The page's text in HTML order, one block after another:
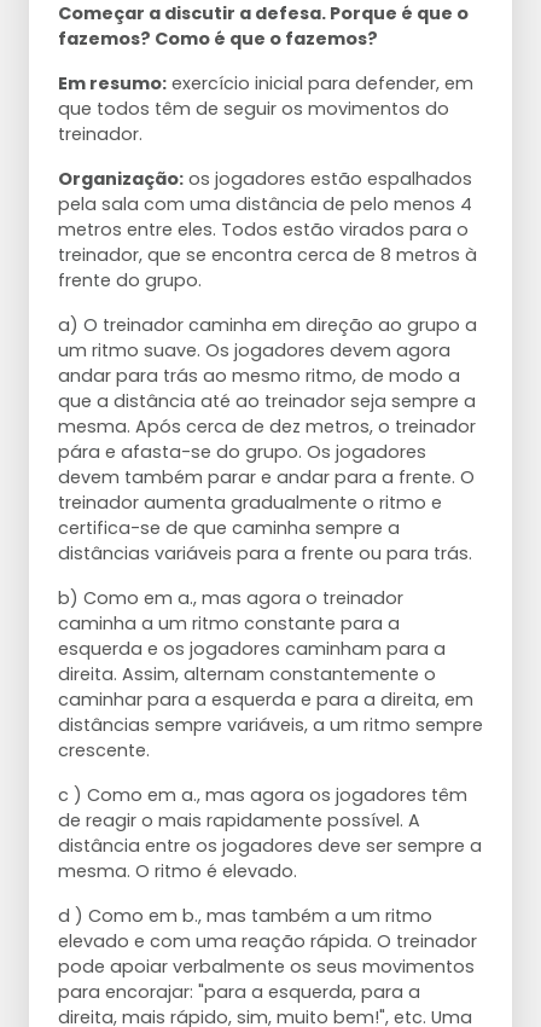
Começar a discutir a defesa. Porque é que o
fazemos? Como é que o fazemos?
Em resumo: exercício inicial para defender, em
que todos têm de seguir os movimentos do
treinador.
Organização: os jogadores estão espalhados
pela sala com uma distância de pelo menos 4
metros entre eles. Todos estão virados para o
treinador, que se encontra cerca de 8 metros à
frente do grupo.
a) O treinador caminha em direção ao grupo a
um ritmo suave. Os jogadores devem agora
andar para trás ao mesmo ritmo, de modo a
que a distância até ao treinador seja sempre a
mesma. Após cerca de dez metros, o treinador
pára e afasta-se do grupo. Os jogadores
devem também parar e andar para a frente. O
treinador aumenta gradualmente o ritmo e
certifica-se de que caminha sempre a
distâncias variáveis para a frente ou para trás.
b) Como em a., mas agora o treinador
caminha a um ritmo constante para a
esquerda e os jogadores caminham para a
direita. Assim, alternam constantemente o
caminhar para a esquerda e para a direita, em
distâncias sempre variáveis, a um ritmo sempre
crescente.
c ) Como em a., mas agora os jogadores têm
de reagir o mais rapidamente possível. A
distância entre os jogadores deve ser sempre a
mesma. O ritmo é elevado.
d ) Como em b., mas também a um ritmo
elevado e com uma reação rápida. O treinador
pode apoiar verbalmente os seus movimentos
para encorajar: "para a esquerda, para a
direita, mais rápido, sim, muito bem!", etc. Uma